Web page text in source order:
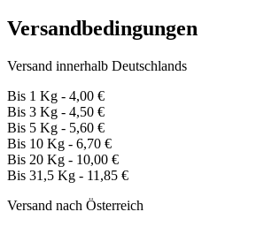
Versandbedingungen
Versand innerhalb Deutschlands
Bis 1 Kg - 4,00 €
Bis 3 Kg - 4,50 €
Bis 5 Kg - 5,60 €
Bis 10 Kg - 6,70 €
Bis 20 Kg - 10,00 €
Bis 31,5 Kg - 11,85 €
Versand nach Österreich